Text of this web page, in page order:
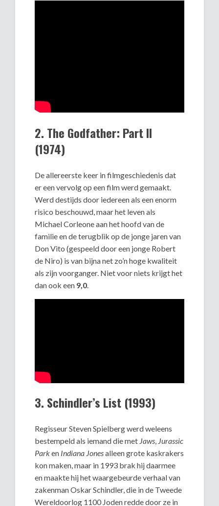
2. The Godfather: Part II
(1974)
De allereerste keer in filmgeschiedenis dat
er een vervolg op een film werd gemaakt.
Werd destijds door iedereen als een enorm
risico beschouwd, maar het leven als
Michael Corleone aan het hoofd van de
familie en de terugblik op de jonge jaren van
Don Vito (gespeeld door een jonge Robert
de Niro) is van bijna net zo’n hoge kwaliteit
als zijn voorganger. Niet voor niets krijgt het
dan ook een 9,0
3. Schindler’s List (1993)
Regisseur Steven Spielberg werd weleens
bestempeld als iemand die met Jaws, Jurassic
Parken Indiana Jonesalleen grote kaskrakers
kon maken, maar in 1993 brak hij daarmee
en maakte hij het waargebeurde verhaal van
zakenman Oskar Schindler, die in de Tweede
Wereldoorlog 1100 Joden redde door ze in